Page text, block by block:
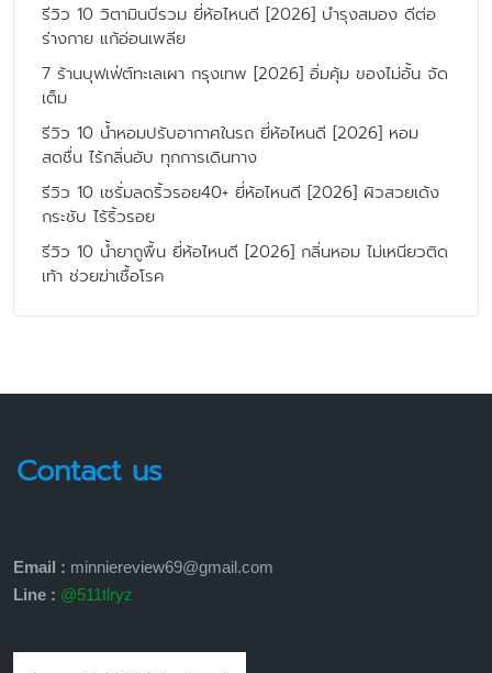
รีวิว 10 วิตามินบีรวม ยี่ห้อไหนดี [2026] บำรุงสมอง ดีต่อ
ร่างกาย แก้อ่อนเพลีย
7 ร้านบุฟเฟ่ต์ทะเลเผา กรุงเทพ [2026] อิ่มคุ้ม ของไม่อั้น จัด
เต็ม
รีวิว 10 น้ำหอมปรับอากาศในรถ ยี่ห้อไหนดี [2026] หอม
สดชื่น ไร้กลิ่นอับ ทุกการเดินทาง
รีวิว 10 เซรั่มลดริ้วรอย40+ ยี่ห้อไหนดี [2026] ผิวสวยเด้ง
กระชับ ไร้ริ้วรอย
รีวิว 10 น้ำยาถูพื้น ยี่ห้อไหนดี [2026] กลิ่นหอม ไม่เหนียวติด
เท้า ช่วยฆ่าเชื้อโรค
Contact us
Email : minniereview69@gmail.com
Line : @511tlryz